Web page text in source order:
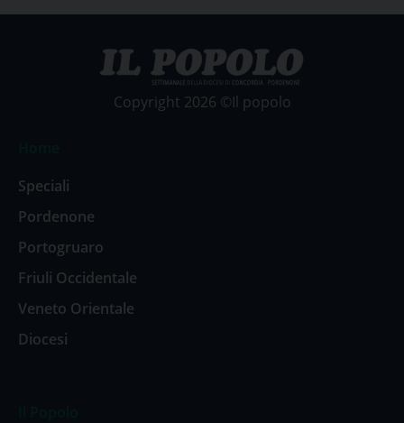
Copyright 2026 ©Il popolo
Speciali
Pordenone
Portogruaro
Friuli Occidentale
Veneto Orientale
Diocesi